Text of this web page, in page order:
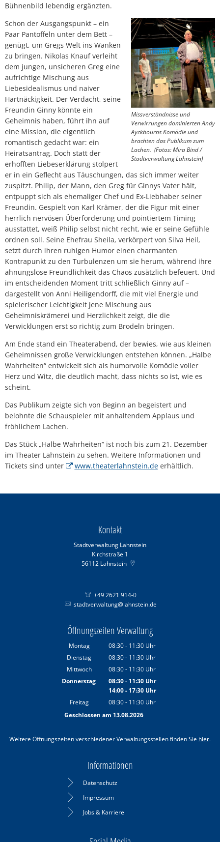
Bühnenbild lebendig ergänzten.
Missverständnisse und
Verwirrungen dominierten Andy
Ayckbourns Komödie und
brachten das Publikum zum
Lachen. (Fotos: Mira Bind /
Stadtverwaltung Lahnstein)
Schon der Ausgangspunkt – ein
Paar Pantoffeln unter dem Bett –
genügt, um Gregs Welt ins Wanken
zu bringen. Nikolas Knauf verleiht
dem jungen, unsicheren Greg eine
aufrichtige Mischung aus
Liebesidealismus und naiver
Hartnäckigkeit. Der Verdacht, seine
Freundin Ginny könnte ein
Geheimnis haben, führt ihn auf
eine Mission, die eigentlich
romantisch gedacht war: ein
Heiratsantrag. Doch statt der
erhofften Liebeserklärung stolpert
er in ein Geflecht aus Täuschungen, das sich immer weiter
zuspitzt. Philip, der Mann, den Greg für Ginnys Vater hält,
entpuppt sich als ehemaliger Chef und Ex-Liebhaber seiner
Freundin. Gespielt von Karl Krämer, der die Figur mit einer
herrlich nervösen Überforderung und pointiertem Timing
ausstattet, weiß Philip selbst nicht recht, wie er seine Gefühle
ordnen soll. Seine Ehefrau Sheila, verkörpert von Silva Heil,
setzt durch ihren ruhigen Humor einen charmanten
Kontrapunkt zu den Turbulenzen um sie herum, während ihre
ahnungslose Freundlichkeit das Chaos zusätzlich befeuert. Und
im entscheidenden Moment tritt schließlich Ginny auf –
dargestellt von Anni Heiligendorff, die mit viel Energie und
spielerischer Leichtigkeit jene Mischung aus
Geheimniskrämerei und Herzlichkeit zeigt, die die
Verwicklungen erst so richtig zum Brodeln bringen.
Am Ende stand ein Theaterabend, der bewies, wie aus kleinen
Geheimnissen große Verwicklungen entstehen können. „Halbe
Wahrheiten“ entwickelt sich als humorvolle Komödie voller
Herz und Witz, die deutlich macht, dass nichts so ist, wie es
scheint.
Das Publikum zeigte sich von Beginn an begeistert und
belohnte die Schauspieler mit anhaltendem Applaus und
fröhlichem Lachen.
Das Stück „Halbe Wahrheiten“ ist noch bis zum 21. Dezember
im Theater Lahnstein zu sehen. Weitere Informationen und
Tickets sind unter
www.theaterlahnstein.deerhältlich.
Kontakt
Stadtverwaltung Lahnstein
Kirchstraße 1
56112 Lahnstein
+49 2621 914-0
stadtverwaltung@lahnstein.de
Öffnungszeiten Verwaltung
Montag 08:30- 11:30 Uhr
Von 08:30 bis 11:30 Uhr
Dienstag 08:30- 11:30 Uhr
Von 08:30 bis 11:30 Uhr
Mittwoch 08:30- 11:30 Uhr
Von 08:30 bis 11:30 Uhr
Donnerstag 08:30- 11:30Uhr
Von 08:30 bis 11:30 Uhr
14:00- 17:30Uhr
Von 14:00 bis 17:30 Uhr
Freitag 08:30- 11:30 Uhr
Von 08:30 bis 11:30 Uhr
Geschlossen am 13.08.2026
Weitere Öffnungszeiten verschiedener Verwaltungsstellen finden Sie hier.
Informationen
Datenschutz
Impressum
Jobs & Karriere